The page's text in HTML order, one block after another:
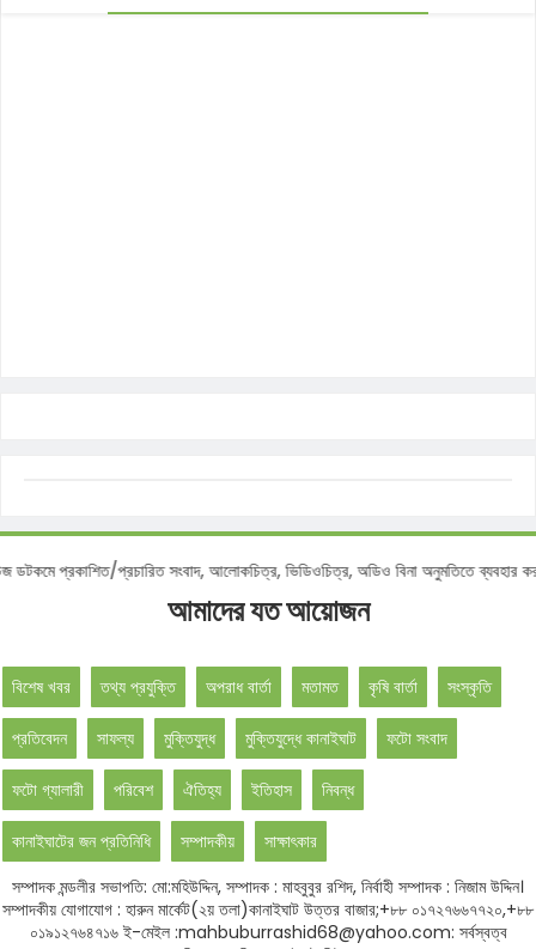
প্রকাশিত/প্রচারিত সংবাদ, আলোকচিত্র, ভিডিওচিত্র, অডিও বিনা অনুমতিতে ব্যবহার করা
আমাদের যত আয়োজন
বিশেষ খবর তথ্য প্রযুক্তি অপরাধ বার্তা মতামত কৃষি বার্তা সংস্কৃতি
প্রতিবেদন সাফল্য মুক্তিযুদ্ধ মুক্তিযুদ্ধে কানাইঘাট ফটো সংবাদ
ফটো গ্যালারী পরিবেশ ঐতিহ্য ইতিহাস নিবন্ধ
কানাইঘাটের জন প্রতিনিধি সম্পাদকীয়
সাক্ষাৎকার
সম্পাদক মন্ডলীর সভাপতি: মো:মহিউদ্দিন, সম্পাদক : মাহবুবুর রশিদ, নির্বাহী সম্পাদক : নিজাম উদ্দিন।
সম্পাদকীয় যোগাযোগ : হারুন মার্কেট(২য় তলা)কানাইঘাট উত্তর বাজার;+৮৮ ০১৭২৭৬৬৭৭২০,+৮৮
০১৯১২৭৬৪৭১৬ ই-মেইল :mahbuburrashid68@yahoo.com: সর্বস্বত্ব